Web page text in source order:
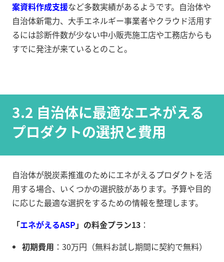
案資料作成支援など多数実績があるようです。自治体や
自治体新電力、大手エネルギー事業者やクラウド活用す
るには診断件数が少ない中小販売施工店や工務店からも
すでに発注が来ているとのこと。
3.2 自治体に最適なエネがえる
プロダクトの選択と費用
自治体が脱炭素推進のためにエネがえるプロダクトを活
用する場合、いくつかの選択肢があります。予算や目的
に応じた最適な選択をするための情報を整理します。
「エネがえるASP」の料金プラン13 ：
初期費用 ：30万円（無料お試し期間に契約で無料）